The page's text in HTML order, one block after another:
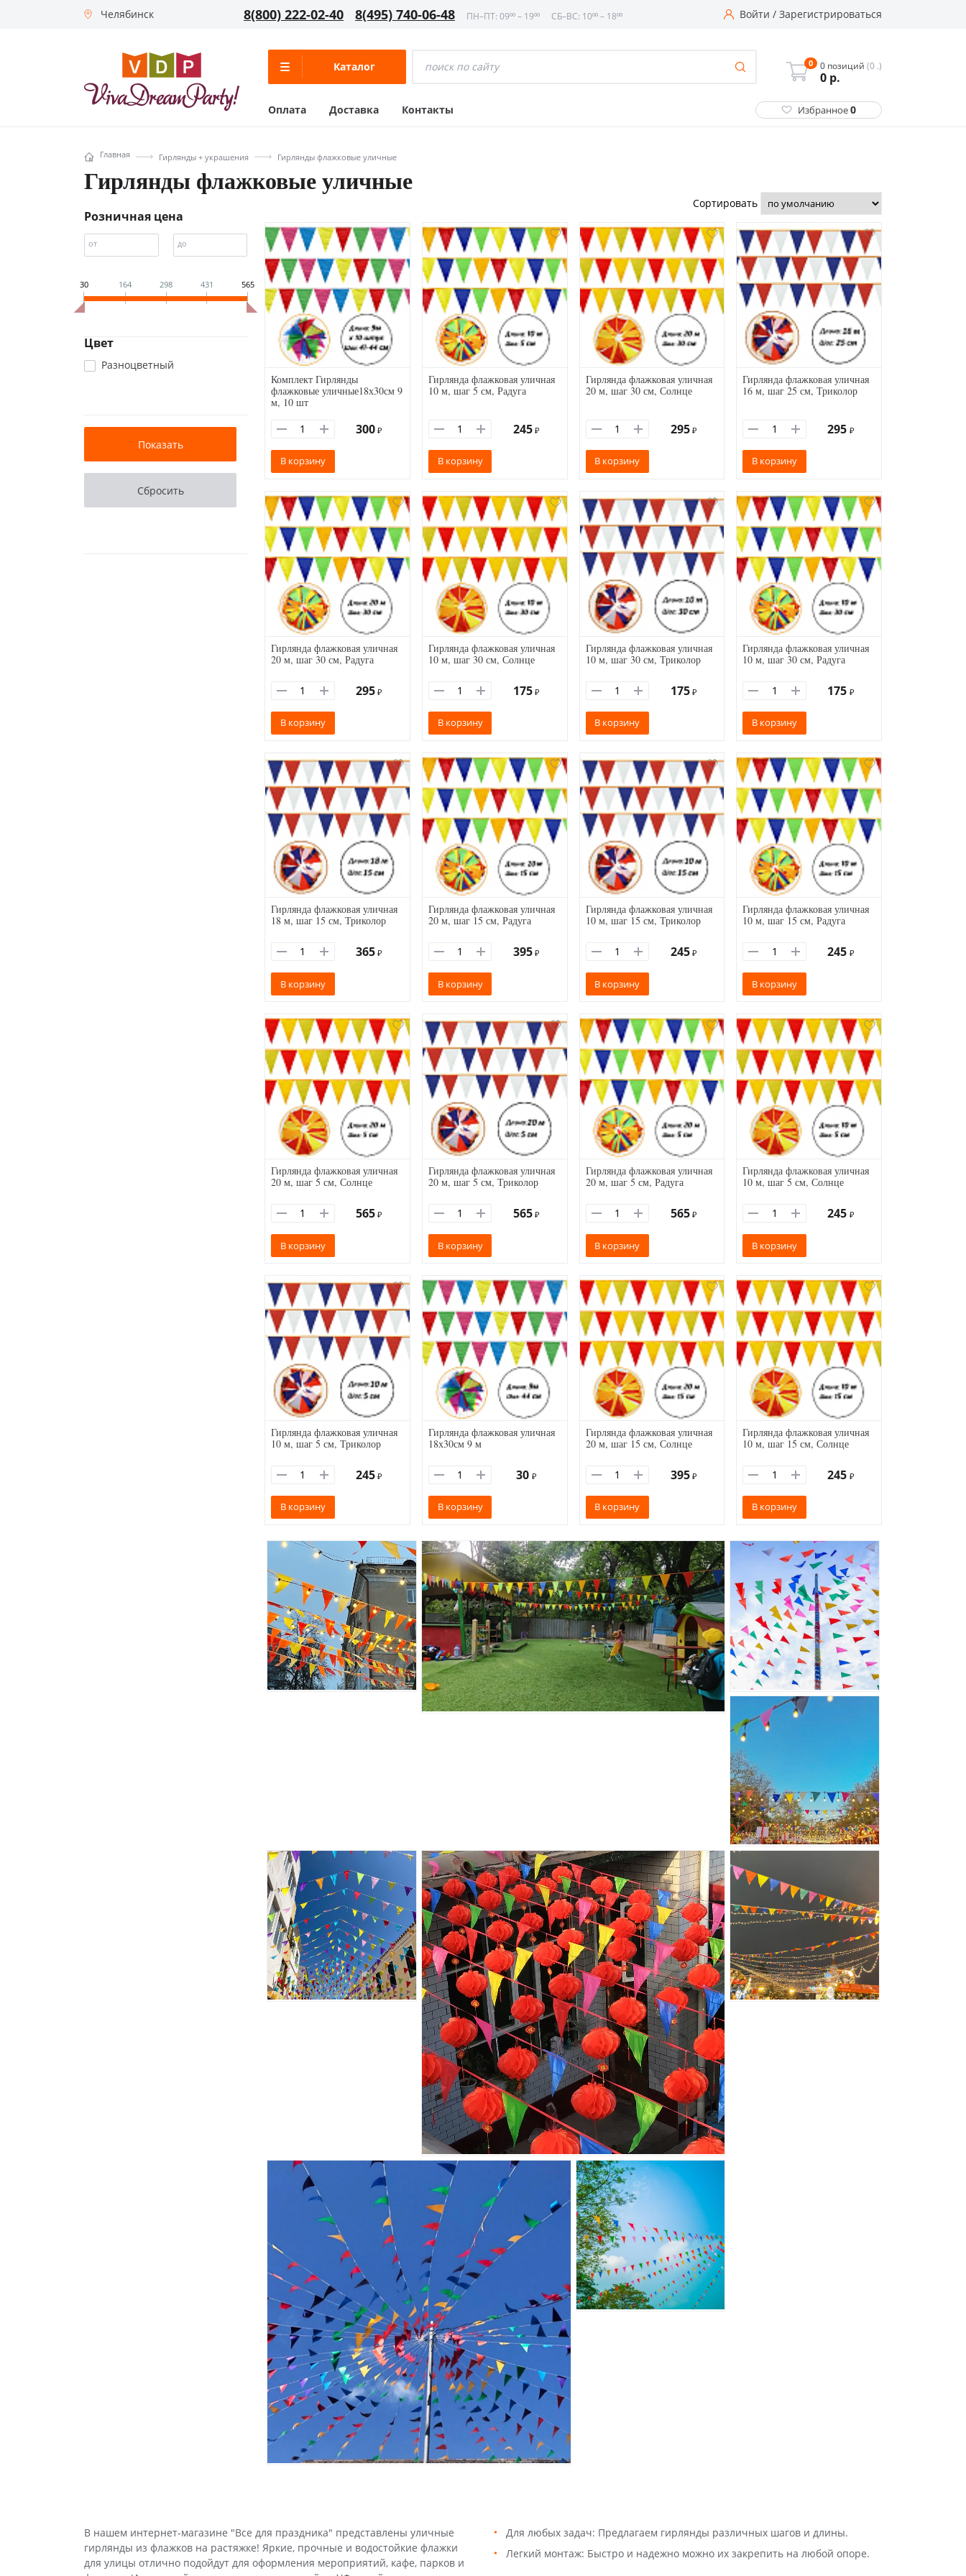
Челябинск 8(800) 222-02-40 8(495) 740-06-48 ПН–ПТ: 09⁰⁰ – 19⁰⁰ СБ–ВС: 10⁰⁰ – 18⁰⁰ Войти / Зарегистрироваться
Каталог 0 0 позиций (0 .)
0 р.
Оплата Доставка Контакты Избранное0
Главная Гирлянды + украшения Гирлянды флажковые уличные
Гирлянды флажковые уличные
Розничная цена
от до
30 164 298 431 565
Цвет
Разноцветный
Сортировать
Комплект Гирлянды
флажковые уличные18х30см 9
м, 10 шт
300 ₽
В корзину
Гирлянда флажковая уличная
10 м, шаг 5 см, Радуга
245 ₽
В корзину
Гирлянда флажковая уличная
20 м, шаг 30 см, Солнце
295 ₽
В корзину
Гирлянда флажковая уличная
16 м, шаг 25 см, Триколор
295 ₽
В корзину
Гирлянда флажковая уличная
20 м, шаг 30 см, Радуга
295 ₽
В корзину
Гирлянда флажковая уличная
10 м, шаг 30 см, Солнце
175 ₽
В корзину
Гирлянда флажковая уличная
10 м, шаг 30 см, Триколор
175 ₽
В корзину
Гирлянда флажковая уличная
10 м, шаг 30 см, Радуга
175 ₽
В корзину
Гирлянда флажковая уличная
18 м, шаг 15 см, Триколор
365 ₽
В корзину
Гирлянда флажковая уличная
20 м, шаг 15 см, Радуга
395 ₽
В корзину
Гирлянда флажковая уличная
10 м, шаг 15 см, Триколор
245 ₽
В корзину
Гирлянда флажковая уличная
10 м, шаг 15 см, Радуга
245 ₽
В корзину
Гирлянда флажковая уличная
20 м, шаг 5 см, Солнце
565 ₽
В корзину
Гирлянда флажковая уличная
20 м, шаг 5 см, Триколор
565 ₽
В корзину
Гирлянда флажковая уличная
20 м, шаг 5 см, Радуга
565 ₽
В корзину
Гирлянда флажковая уличная
10 м, шаг 5 см, Солнце
245 ₽
В корзину
Гирлянда флажковая уличная
10 м, шаг 5 см, Триколор
245 ₽
В корзину
Гирлянда флажковая уличная
18х30см 9 м
30 ₽
В корзину
Гирлянда флажковая уличная
20 м, шаг 15 см, Солнце
395 ₽
В корзину
Гирлянда флажковая уличная
10 м, шаг 15 см, Солнце
245 ₽
В корзину
В нашем интернет-магазине "Все для праздника" представлены уличные
гирлянды из флажков на растяжке! Яркие, прочные и водостойкие флажки
для улицы отлично подойдут для оформления мероприятий, кафе, парков и
Для любых задач: Предлагаем гирлянды различных шагов и длины.
Легкий монтаж: Быстро и надежно можно их закрепить на любой опоре.